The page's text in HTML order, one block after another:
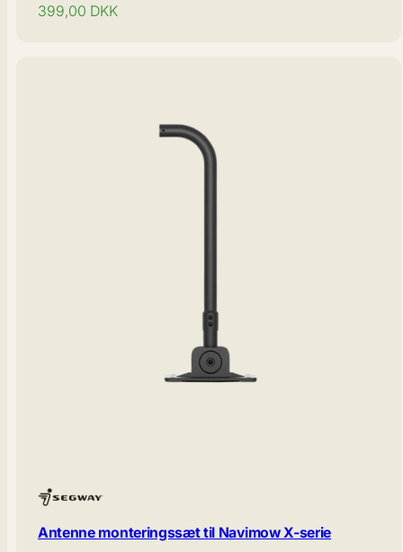
Normal
399,00 DKK
Antenne monteringssæt til Navimow X-serie